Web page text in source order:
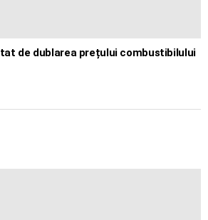
de dublarea prețului combustibilului